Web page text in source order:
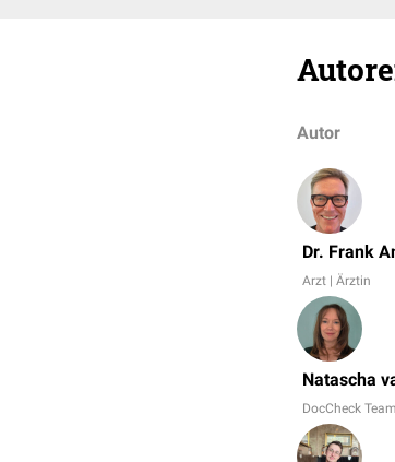
Autor
Dr. Frank
Arzt | Ärztin
Natascha
DocCheck Team